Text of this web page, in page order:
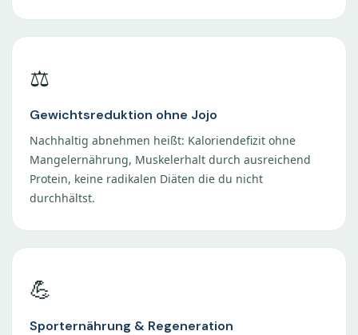
⚖️
Gewichtsreduktion ohne Jojo
Nachhaltig abnehmen heißt: Kaloriendefizit ohne
Mangelernährung, Muskelerhalt durch ausreichend
Protein, keine radikalen Diäten die du nicht
durchhältst.
💪
Sporternährung & Regeneration